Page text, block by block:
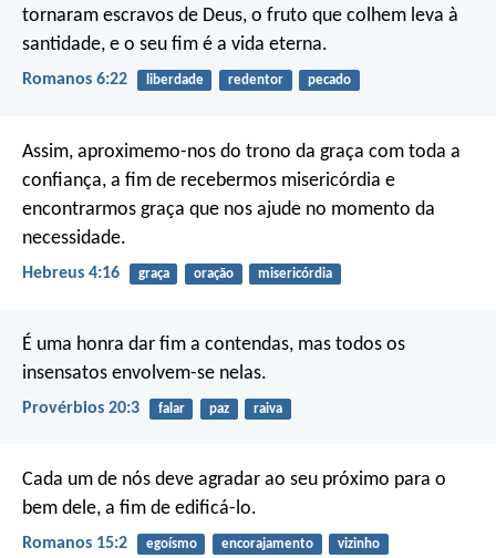
tornaram escravos de Deus, o fruto que colhem leva à
santidade, e o seu fim é a vida eterna.
Romanos 6:22 liberdade redentor pecado
Assim, aproximemo-nos do trono da graça com toda a
confiança, a fim de recebermos misericórdia e
encontrarmos graça que nos ajude no momento da
necessidade.
Hebreus 4:16 graça oração misericórdia
É uma honra dar fim a contendas, mas todos os
insensatos envolvem-se nelas.
Provérbios 20:3 falar paz raiva
Cada um de nós deve agradar ao seu próximo para o
bem dele, a fim de edificá-lo.
Romanos 15:2 egoísmo encorajamento vizinho